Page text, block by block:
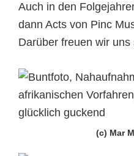
Auch in den
dann Acts von Pinc
Darüber freuen wir uns
(c) Mar